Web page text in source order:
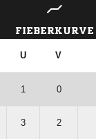
FIEBERKURVE
U V
1 0
3 2